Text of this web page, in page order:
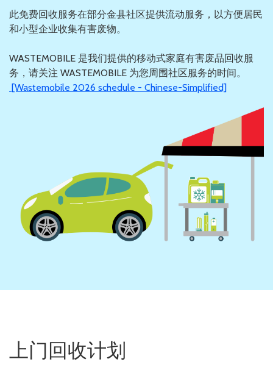
此免费回收服务在部分金县社区提供流动服务，以方便居民
和小型企业收集有害废物。
WASTEMOBILE 是我们提供的移动式家庭有害废品回收服
务，请关注 WASTEMOBILE 为您周围社区服务的时间。
[Wastemobile 2026 schedule - Chinese-Simplified]
上门回收计划